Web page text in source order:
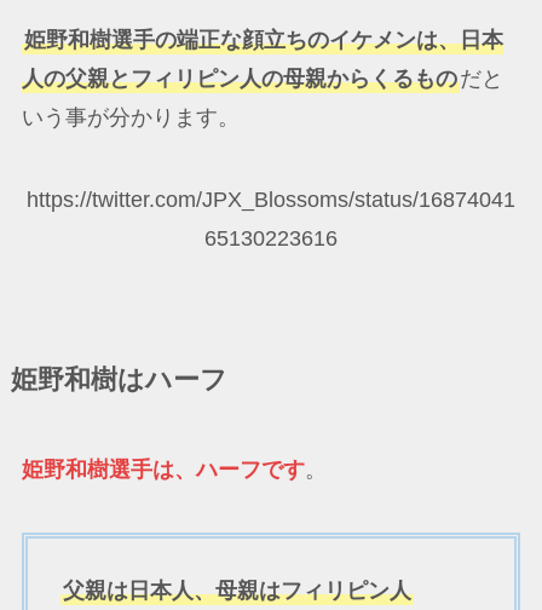
姫野和樹選手の端正な顔立ちのイケメンは、日本
人の父親とフィリピン人の母親からくるものだと
いう事が分かります。
https://twitter.com/JPX_Blossoms/status/16874041
65130223616
姫野和樹はハーフ
姫野和樹選手は、ハーフです。
父親は日本人、母親はフィリピン人